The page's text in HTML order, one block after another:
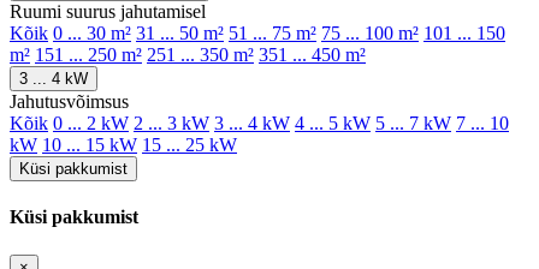
Ruumi suurus jahutamisel
Kõik 0 ... 30 m² 31 ... 50 m² 51 ... 75 m² 75 ... 100 m² 101 ... 150
m² 151 ... 250 m² 251 ... 350 m² 351 ... 450 m²
3 ... 4 kW
Jahutusvõimsus
Kõik 0 ... 2 kW 2 ... 3 kW 3 ... 4 kW 4 ... 5 kW 5 ... 7 kW 7 ... 10
kW 10 ... 15 kW 15 ... 25 kW
Küsi pakkumist
Küsi pakkumist